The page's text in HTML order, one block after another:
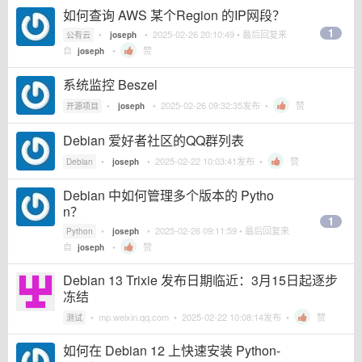
如何查询 AWS 某个Region 的IP网段？
公有云 • joseph • 2025-02-26 20:10:49 • 最后回复来
自 joseph • 赞
1
系统监控 Beszel
开源项目 • joseph • 2025-02-26 09:32:35发布 • 赞
Debian 爱好者社区的QQ群列表
Debian • joseph • 2025-02-22 10:03:41发布 • 赞
Debian 中如何管理多个版本的 Pytho
n？
Python • joseph • 2025-02-26 09:11:59 • 最后回复来
自 joseph • 赞
1
Debian 13 Trixie 发布日期临近：3月15日起逐步
冻结
测试 • mp.weixin.qq.com • 2025-02-22 10:08:14发布 • 赞
如何在 Debian 12 上快速安装 Python-